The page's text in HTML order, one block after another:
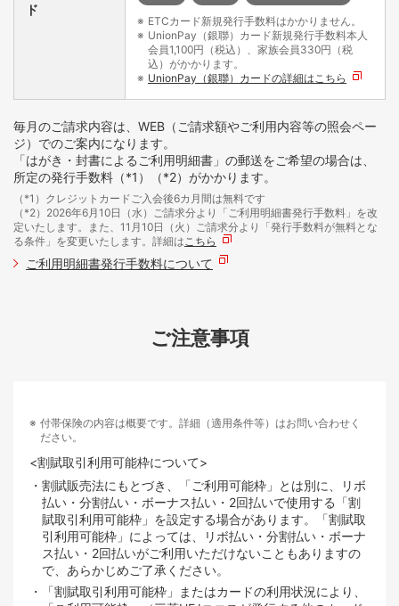
ド
ETCカード新規発行手数料はかかりません。
UnionPay（銀聯）カード新規発行手数料本人
会員1,100円（税込）、家族会員330円（税
込）がかかります。
UnionPay（銀聯）カードの詳細はこちら
毎月のご請求内容は、WEB（ご請求額やご利用内容等の照会ペー
ジ）でのご案内になります。
「はがき・封書によるご利用明細書」の郵送をご希望の場合は、
所定の発行手数料（*1）（*2）がかかります。
（*1）クレジットカードご入会後6カ月間は無料です
（*2）2026年6月10日（水）ご請求分より「ご利用明細書発行手数料」を改
定いたします。また、11月10日（火）ご請求分より「発行手数料が無料とな
る条件」を変更いたします。詳細は こちら
ご利用明細書発行手数料について
ご注意事項
付帯保険の内容は概要です。詳細（適用条件等）はお問い合わせく
ださい。
<割賦取引利用可能枠について>
・割賦販売法にもとづき、「ご利用可能枠」とは別に、リボ
払い・分割払い・ボーナス払い・2回払いで使用する「割
賦取引利用可能枠」を設定する場合があります。「割賦取
引利用可能枠」によっては、リボ払い・分割払い・ボーナ
ス払い・2回払いがご利用いただけないこともありますの
で、あらかじめご了承ください。
・「割賦取引利用可能枠」またはカードの利用状況により、